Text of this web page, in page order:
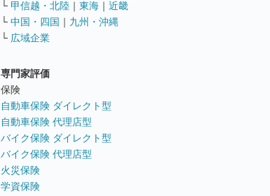
└ 甲信越・北陸 ｜ 東海 ｜ 近畿
└ 中国・四国 ｜ 九州・沖縄
└ 広域企業
専門家評価
保険
自動車保険 ダイレクト型
自動車保険 代理店型
バイク保険 ダイレクト型
バイク保険 代理店型
火災保険
学資保険